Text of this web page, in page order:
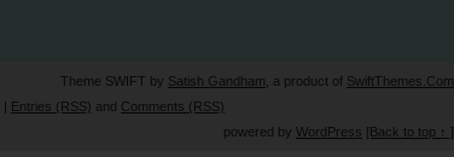
Theme SWIFT by Satish Gandham , a product of SwiftThemes.Com
| Entries (RSS) and Comments (RSS)
powered by WordPress [Back to top ↑ ]